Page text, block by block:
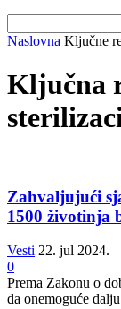
Naslovna Ključne
Ključna
Zahvaljujući
1500 životinja
Vesti 22. jul 2024.
0
Prema Zakonu o
da onemoguće